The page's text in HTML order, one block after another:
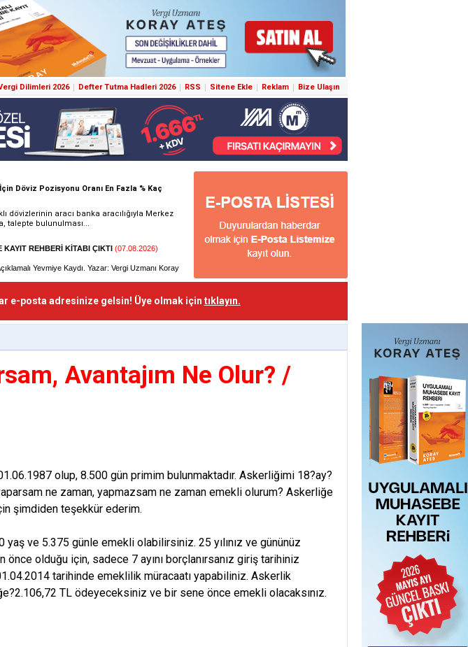
Dilimleri 2026 Defter Tutma Hadleri 2026 RSS Sitene Ekle Reklam Bize Ulaşın
e-posta adresinize gelsin! Üye olmak için tıklayın.
Avantajım Ne Olur? /
olup, 8.500 gün primim bulunmaktadır. Askerliğimi 18?ay?
ne zaman, yapmazsam ne zaman emekli olurum? Askerliğe
şimdiden teşekkür ederim.
ve 5.375 günle emekli olabilirsiniz. 25 yılınız ve gününüz
olduğu için, sadece 7 ayını borçlanırsanız giriş tarihiniz
tarihinde emeklilik müracaatı yapabiliniz. Askerlik
TL ödeyeceksiniz ve bir sene önce emekli olacaksınız.